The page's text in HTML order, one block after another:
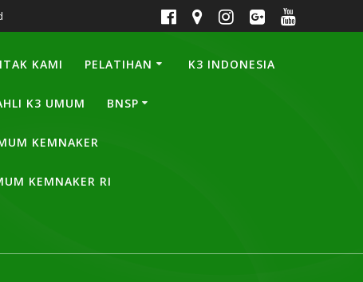
KAMI PELATIHAN K3 INDONESIA
K3 UMUM BNSP
KEMNAKER
KEMNAKER RI